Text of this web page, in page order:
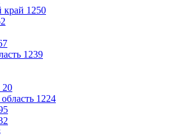
край 1250
1239
20
1224